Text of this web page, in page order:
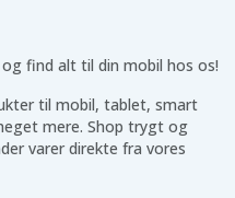
find alt til din mobil hos os!
til mobil, tablet, smart
mere. Shop trygt og
varer direkte fra vores